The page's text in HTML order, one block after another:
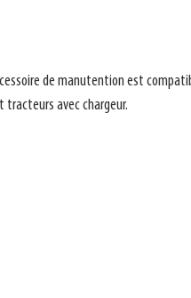
de manutention est
tracteurs avec chargeur.